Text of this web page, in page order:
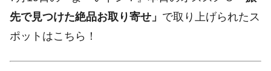
先で見つけた絶品お取り寄せ」 で取り上げられたス
ポットはこちら！